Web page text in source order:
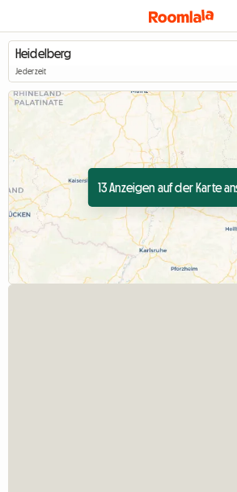
Jederzeit
13 Anzeigen auf der Karte